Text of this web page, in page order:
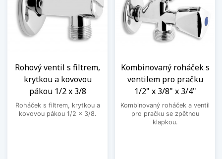
Rohový ventil s filtrem,
krytkou a kovovou
pákou 1/2 x 3/8
Roháček s filtrem, krytkou a
kovovou pákou 1/2 x 3/8.
Kombinovaný roháček s
ventilem pro pračku
1/2" x 3/8" x 3/4"
Kombinovaný roháček a ventil
pro pračku se zpětnou
klapkou.